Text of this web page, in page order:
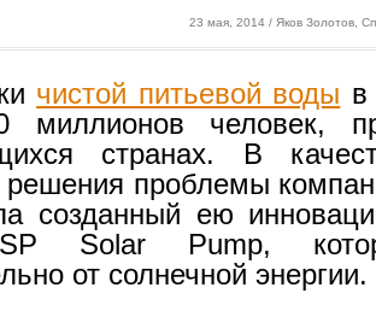
23 мая, 2014 / Яков Золотов,
чистой питьевой воды в
миллионов человек,
странах. В
решения проблемы
созданный ею
Solar Pump,
от солнечной энергии.